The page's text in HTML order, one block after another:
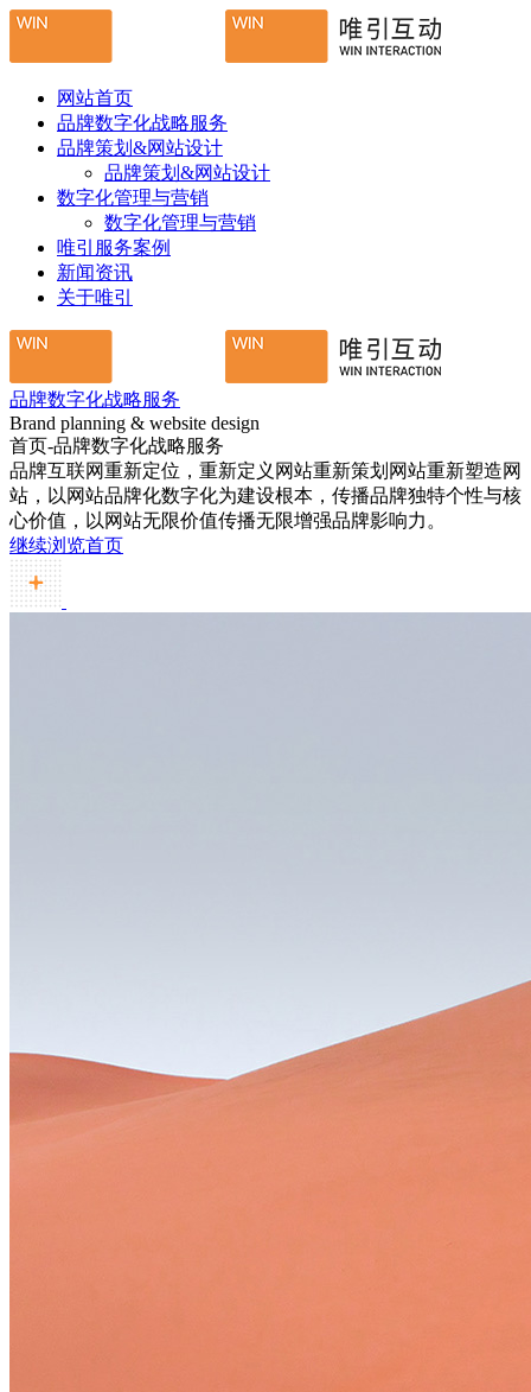
网站首页
品牌数字化战略服务
品牌策划&网站设计
品牌策划&网站设计
数字化管理与营销
数字化管理与营销
唯引服务案例
新闻资讯
关于唯引
品牌数字化战略服务
Brand planning & website design
首页-品牌数字化战略服务
品牌互联网重新定位，重新定义网站重新策划网站重新塑造网
站，以网站品牌化数字化为建设根本，传播品牌独特个性与核
心价值，以网站无限价值传播无限增强品牌影响力。
继续浏览首页